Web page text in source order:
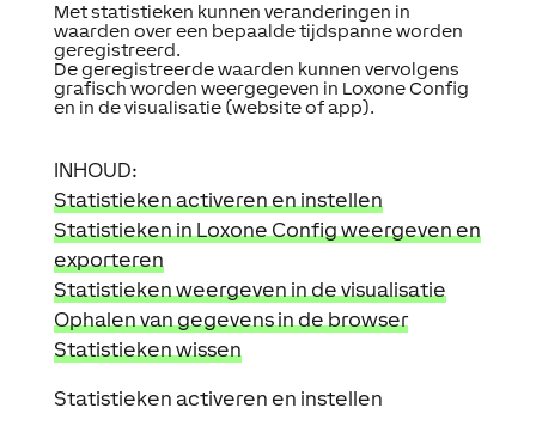
Met statistieken kunnen veranderingen in
waarden over een bepaalde tijdspanne worden
geregistreerd.
De geregistreerde waarden kunnen vervolgens
grafisch worden weergegeven in Loxone Config
en in de visualisatie (website of app).
INHOUD:
Statistieken activeren en instellen
Statistieken in Loxone Config weergeven en
exporteren
Statistieken weergeven in de visualisatie
Ophalen van gegevens in de browser
Statistieken wissen
Statistieken activeren en instellen